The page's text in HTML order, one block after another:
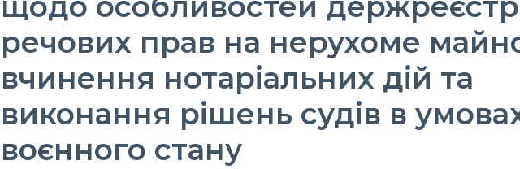
речових прав на нерухоме
вчинення нотаріальних дій та
виконання рішень судів в
воєнного стану